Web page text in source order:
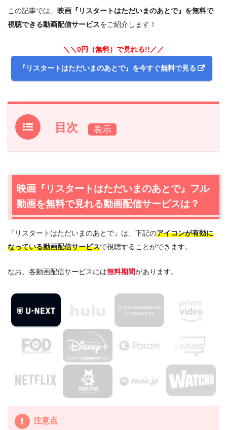
この記事では、 映画『リスタートはただいまのあとで』を無料で
視聴できる動画配信サービスをご紹介します！
＼＼0円（無料）で見れる!!／／
『リスタートはただいまのあとで』を今すぐ無料で見る
目次
1.映画『リスタートはただいまのあとで』フル動画を無料
NEXTが一番おすすめ
2.
場人物
すすめの関連作品
3.1『ぐらんぶる』（2020年）
3.2『orange-オレンジ-』（2015年）
3.3『小さな巨人』（2017年）
映画『リスタートはただいまのあとで』の動画は
DailymotionやPandoraではなく、配信サービスで安全に
聴まとめ
映画『リスタートはただいまのあとで』フル
動画を無料で見れる動画配信サービスは？
『リスタートはただいまのあとで』は、下記のアイコンが有効に
なっている動画配信サービスで視聴することができます。
なお、各動画配信サービスには無料期間があります。
注意点